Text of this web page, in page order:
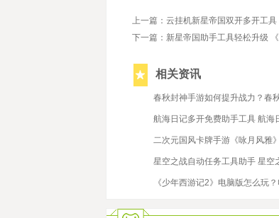
上一篇：云挂机新星帝国双开多开工
下一篇：新星帝国助手工具轻松升级
相关资讯
春秋封神手游如何提升战力？春
航海日记多开免费助手工具 航海
二次元国风卡牌手游《咏月风雅
星空之战自动任务工具助手 星空
《少年西游记2》电脑版怎么玩